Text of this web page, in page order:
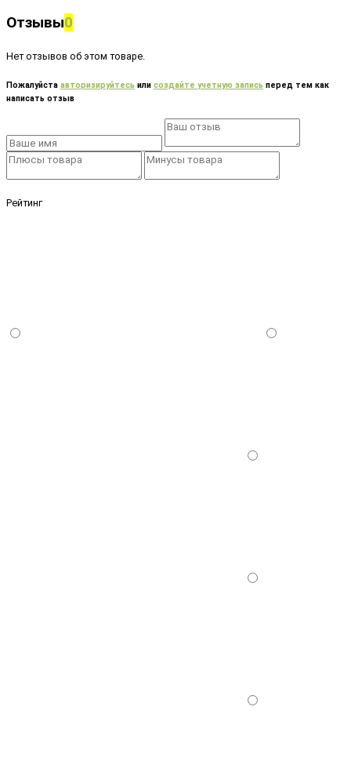
Отзывы0
Нет отзывов об этом товаре.
Пожалуйста авторизируйтесь или создайте учетную запись перед тем как
написать отзыв
Рейтинг